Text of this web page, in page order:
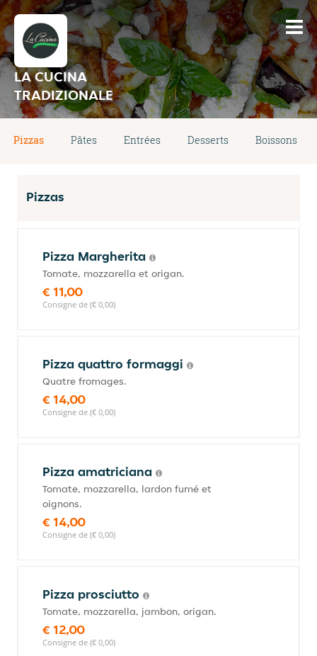
LA CUCINA
TRADIZIONALE
Pizzas Pâtes Entrées Desserts Boissons
Pizzas
Pizza Margherita
Tomate, mozzarella et origan.
€ 11,00
Consigne de (€ 0,00)
Pizza quattro formaggi
Quatre fromages.
€ 14,00
Consigne de (€ 0,00)
Pizza amatriciana
Tomate, mozzarella, lardon fumé et
oignons.
€ 14,00
Consigne de (€ 0,00)
Pizza prosciutto
Tomate, mozzarella, jambon, origan.
€ 12,00
Consigne de (€ 0,00)